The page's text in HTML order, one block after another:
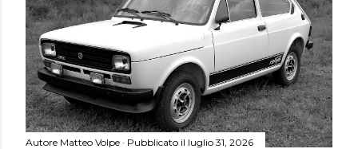
Autore Matteo Volpe Pubblicato il luglio 31, 2026